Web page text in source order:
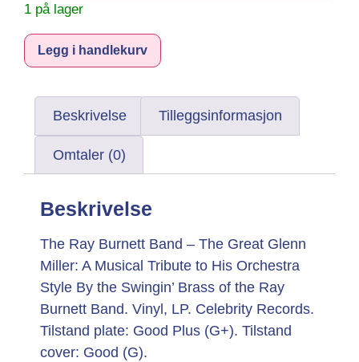
1 på lager
Legg i handlekurv
Beskrivelse Tilleggsinformasjon
Omtaler (0)
Beskrivelse
The Ray Burnett Band – The Great Glenn
Miller: A Musical Tribute to His Orchestra
Style By the Swingin’ Brass of the Ray
Burnett Band. Vinyl, LP. Celebrity Records.
Tilstand plate: Good Plus (G+). Tilstand
cover: Good (G).